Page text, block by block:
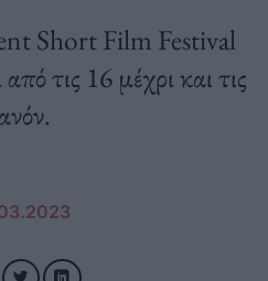
Short Film Festival
τις 16 μέχρι και τις